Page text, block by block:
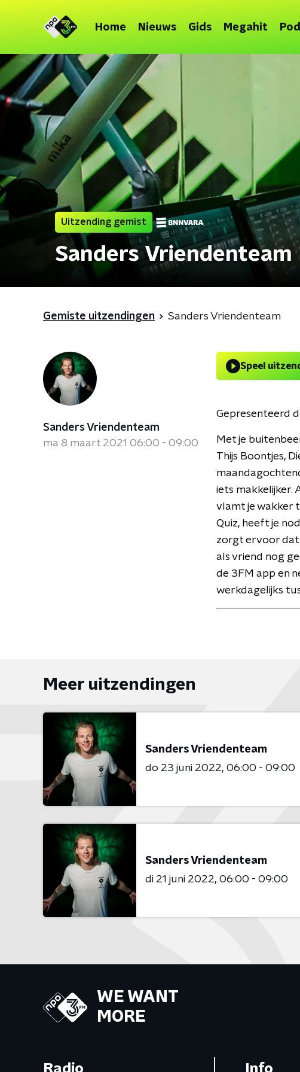
Home Nieuws Gids Megahit
Uitzending gemist
Sanders Vriendenteam
Gemiste uitzendingen Sanders Vriendenteam
Sanders Vriendenteam
ma 8 maart 2021 06:00 - 09:00
Speel
Gepresenteerd
Met je
Thijs Boontjes,
iets makkelijker.
vlamt je wakker
Quiz, heeft je
zorgt ervoor dat
als vriend nog
de 3FM app en
werkdagelijks
Meer uitzendingen
Sanders Vriendenteam
do 23 juni 2022 06:00 - 09:00
Sanders Vriendenteam
di 21 juni 2022 06:00 - 09:00
WE WANT
MORE
Radio Info